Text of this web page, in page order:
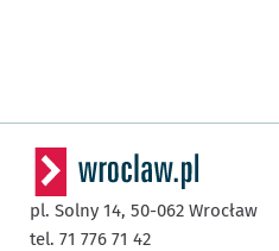
pl. Solny 14, 50-062 Wrocław
tel. 71 776 71 42